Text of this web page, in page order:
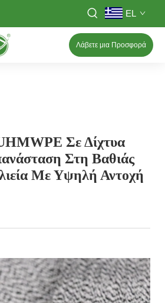
EL
Λάβετε μια Προσφορά
Σε Δίχτυα
Στη Βαθιάς
Με Υψηλή Αντοχή